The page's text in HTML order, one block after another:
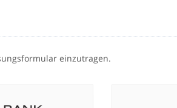
einzutragen.